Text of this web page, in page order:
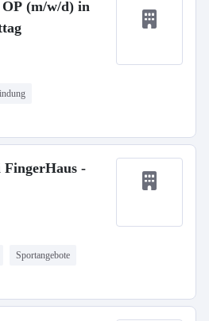
(m/w/d) in
-
Sportangebote